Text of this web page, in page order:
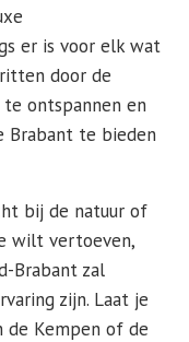
er is voor elk wat
door de
ontspannen en
Brabant te bieden
bij de natuur of
wilt vertoeven,
Brabant zal
zijn. Laat je
de Kempen of de